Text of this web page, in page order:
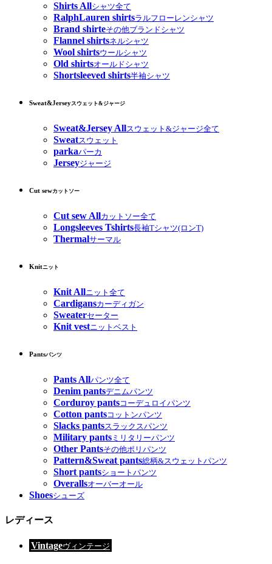
Shirts Allシャツ全て
RalphLauren shirtsラルフローレンシャツ
Brand shirteその他ブランドシャツ
Flannel shirtsネルシャツ
Wool shirtsウールシャツ
Old shirtsオールドシャツ
Shortsleeved shirts半袖シャツ
Sweat&Jerseyスウェット&ジャージ
Sweat&Jersey Allスウェット&ジャージ全て
Sweatスウェット
parkaパーカ
Jerseyジャージ
Cut sewカットソー
Cut sew Allカットソー全て
Longsleeves Tshirts長袖Tシャツ(ロンT)
Thermalサーマル
Knitニット
Knit Allニット全て
Cardigansカーディガン
Sweaterセーター
Knit vestニットベスト
Pantsパンツ
Pants Allパンツ全て
Denim pantsデニムパンツ
Corduroy pantsコーデュロイパンツ
Cotton pantsコットンパンツ
Slacks pantsスラックスパンツ
Military pants ミリタリーパンツ
Other Pantsその他ポリパンツ
Pattern&Sweat pants総柄&スウェットパンツ
Short pantsショートパンツ
Overallsオーバーオール
Shoesシューズ
レディース
Vintageヴィンテージ